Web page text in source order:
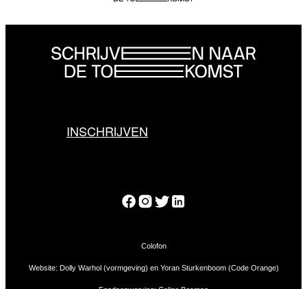
INSCHRIJVEN
Colofon
Website: Dolly Warhol (vormgeving) en Yoran Sturkenboom (Code Orange)